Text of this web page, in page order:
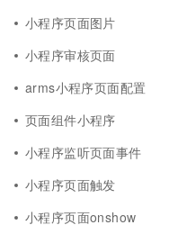
小程序页面图片
小程序审核页面
arms小程序页面配置
页面组件小程序
小程序监听页面事件
小程序页面触发
小程序页面onshow